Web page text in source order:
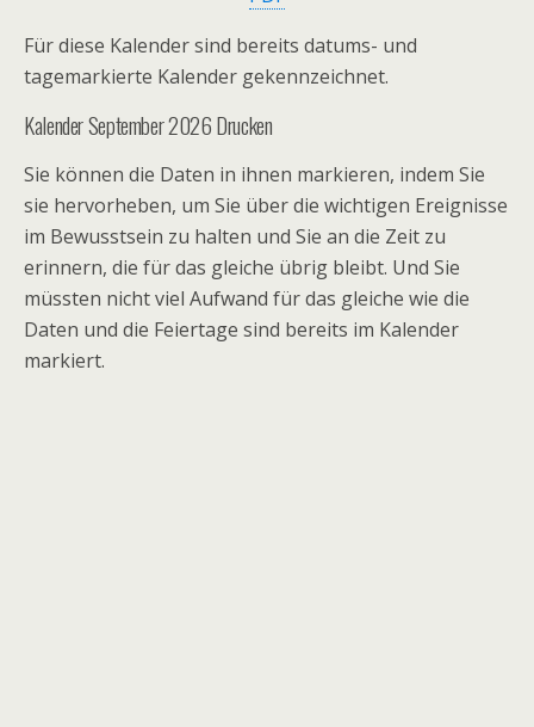
Für diese Kalender sind bereits datums- und
tagemarkierte Kalender gekennzeichnet.
Kalender September 2026 Drucken
Sie können die Daten in ihnen markieren, indem Sie
sie hervorheben, um Sie über die wichtigen Ereignisse
im Bewusstsein zu halten und Sie an die Zeit zu
erinnern, die für das gleiche übrig bleibt. Und Sie
müssten nicht viel Aufwand für das gleiche wie die
Daten und die Feiertage sind bereits im Kalender
markiert.